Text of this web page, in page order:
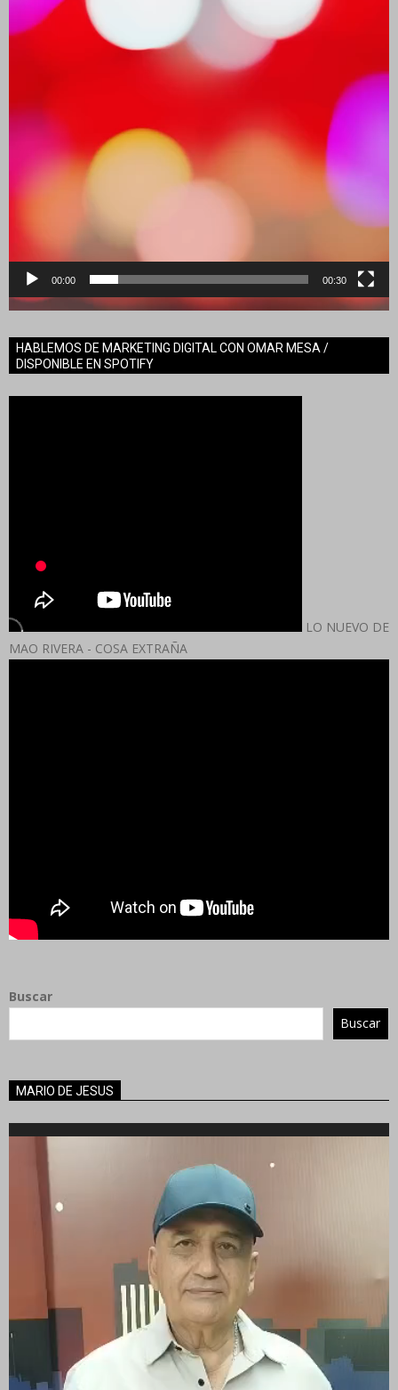
00:00 00:30
HABLEMOS DE MARKETING DIGITAL CON OMAR MESA /
DISPONIBLE EN SPOTIFY
LO NUEVO DE
MAO RIVERA - COSA EXTRAÑA
Buscar
Buscar
MARIO DE JESUS